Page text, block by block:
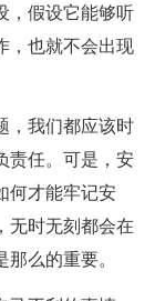
，假设它能够听
，也就不会出现
，我们都应该时
责任。可是，安
何才能牢记安
无时无刻都会在
么的重要。